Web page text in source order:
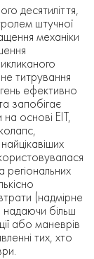
десятиліття,
штучної
механіки
титрування
ефективно
запобігає
основі ЕІТ,
регіональних
(надмірне
більш
або маневрів
тих, хто